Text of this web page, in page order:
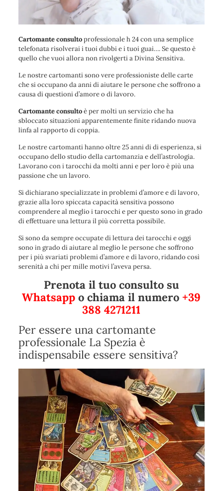
Cartomante consultoprofessionale h 24 con una semplice
telefonata risolverai i tuoi dubbi e i tuoi guai…. Se questo è
quello che vuoi allora non rivolgerti a Divina Sensitiva.
Le nostre cartomanti sono vere professioniste delle carte
che si occupano da anni di aiutare le persone che soffrono a
causa di questioni d’amore o di lavoro.
Cartomante consultoè per molti un servizio che ha
sbloccato situazioni apparentemente finite ridando nuova
linfa al rapporto di coppia.
Le nostre cartomanti hanno oltre 25 anni di di esperienza, si
occupano dello studio della cartomanzia e dell’astrologia.
Lavorano con i tarocchi da molti anni e per loro è più una
passione che un lavoro.
Si dichiarano specializzate in problemi d’amore e di lavoro,
grazie alla loro spiccata capacità sensitiva possono
comprendere al meglio i tarocchi e per questo sono in grado
di effettuare una lettura il più corretta possibile.
Si sono da sempre occupate di lettura dei tarocchi e oggi
sono in grado di aiutare al meglio le persone che soffrono
per i più svariati problemi d’amore e di lavoro, ridando così
serenità a chi per mille motivi l’aveva persa.
Prenota il tuo consulto su
Whatsapp o chiama il numero +39
388 4271211
Per essere una cartomante
professionale La Spezia è
indispensabile essere sensitiva?